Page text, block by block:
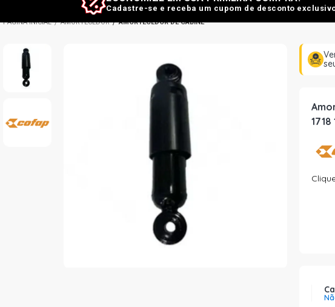
Cadastre-se e receba um cupom de desconto
AMORTECEDOR AMORTECEDOR DE CABINE